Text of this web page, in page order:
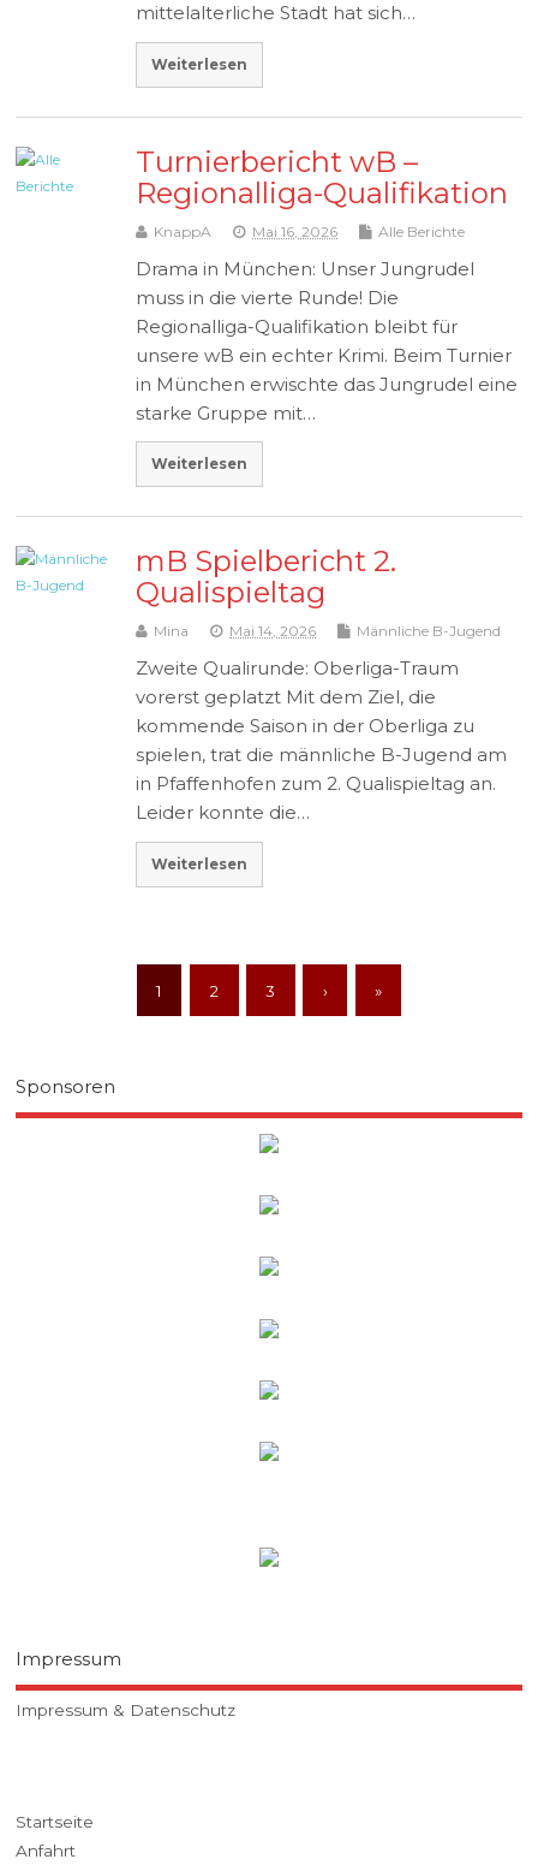
mittelalterliche Stadt hat sich…
Weiterlesen
Turnierbericht wB –
Regionalliga-Qualifikation
KnappA Mai 16, 2026 Alle Berichte
Drama in München: Unser Jungrudel
muss in die vierte Runde! Die
Regionalliga-Qualifikation bleibt für
unsere wB ein echter Krimi. Beim Turnier
in München erwischte das Jungrudel eine
starke Gruppe mit…
Weiterlesen
mB Spielbericht 2.
Qualispieltag
Mina Mai 14, 2026 Männliche B-Jugend
Zweite Qualirunde: Oberliga-Traum
vorerst geplatzt Mit dem Ziel, die
kommende Saison in der Oberliga zu
spielen, trat die männliche B-Jugend am
in Pfaffenhofen zum 2. Qualispieltag an.
Leider konnte die…
Weiterlesen
1 2 3 › »
Sponsoren
Impressum
Impressum & Datenschutz
Startseite
Anfahrt